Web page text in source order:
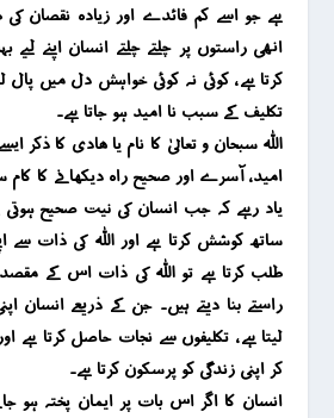
ہے جو اسے کم فائدے اور زیادہ نقصان کی
انھی راستوں پر چلتے چلتے انسان اپنے
کرتا ہے ، کوئی نہ کوئی خواہش دل میں پال
تکلیف کے سبب نا امید ہو جاتا ہے۔
اللہ سبحان و تعالیٰ کا نام یا ھادی کا ذکر
امید ، آسرے اور صحیح راہ دیکھانے کا کام
یاد رہے کہ جب انسان کی نیت صحیح
ساتھ کوشش کرتا ہے اور اللہ کی ذات سے
طلب کرتا ہے تو اللہ کی ذات اس کے
راستے بنا دیتے ہیں۔ جن کے ذریعے انسان
لیتا ہے ، تکلیفوں سے نجات حاصل کرتا ہے
کر اپنی زندگی کو پرسکون کرتا ہے۔
انسان کا اگر اس بات پر ایمان پختہ ہو